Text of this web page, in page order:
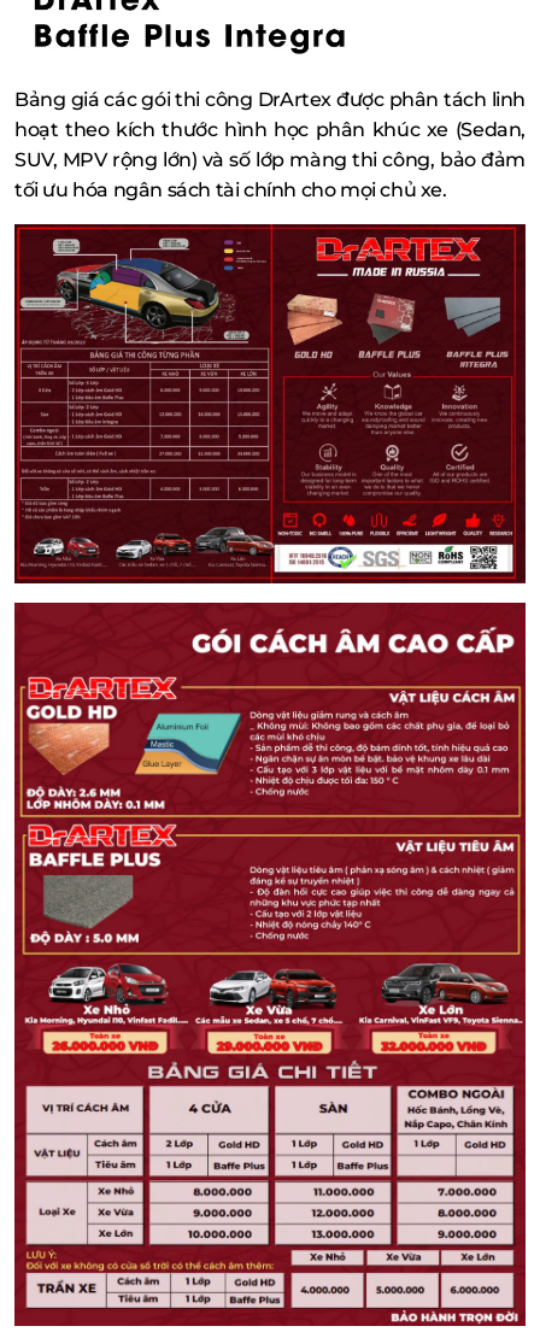
Bảng giá các gói thi công DrArtex được phân tách linh
hoạt theo kích thước hình học phân khúc xe (Sedan,
SUV, MPV rộng lớn) và số lớp màng thi công, bảo đảm
tối ưu hóa ngân sách tài chính cho mọi chủ xe.